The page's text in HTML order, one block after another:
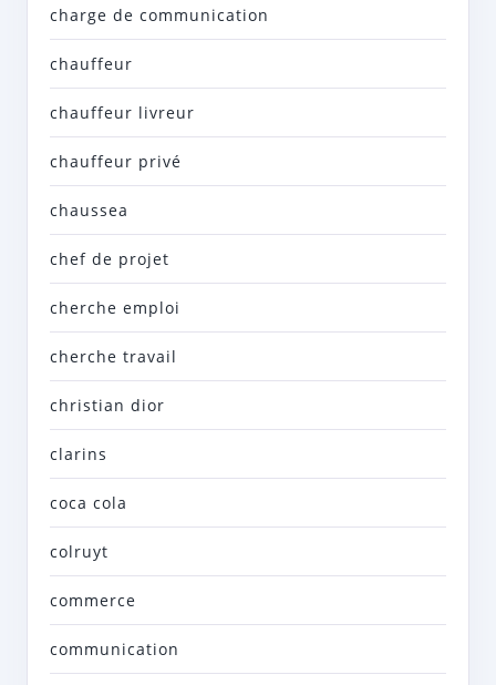
charge de communication
chauffeur
chauffeur livreur
chauffeur privé
chaussea
chef de projet
cherche emploi
cherche travail
christian dior
clarins
coca cola
colruyt
commerce
communication